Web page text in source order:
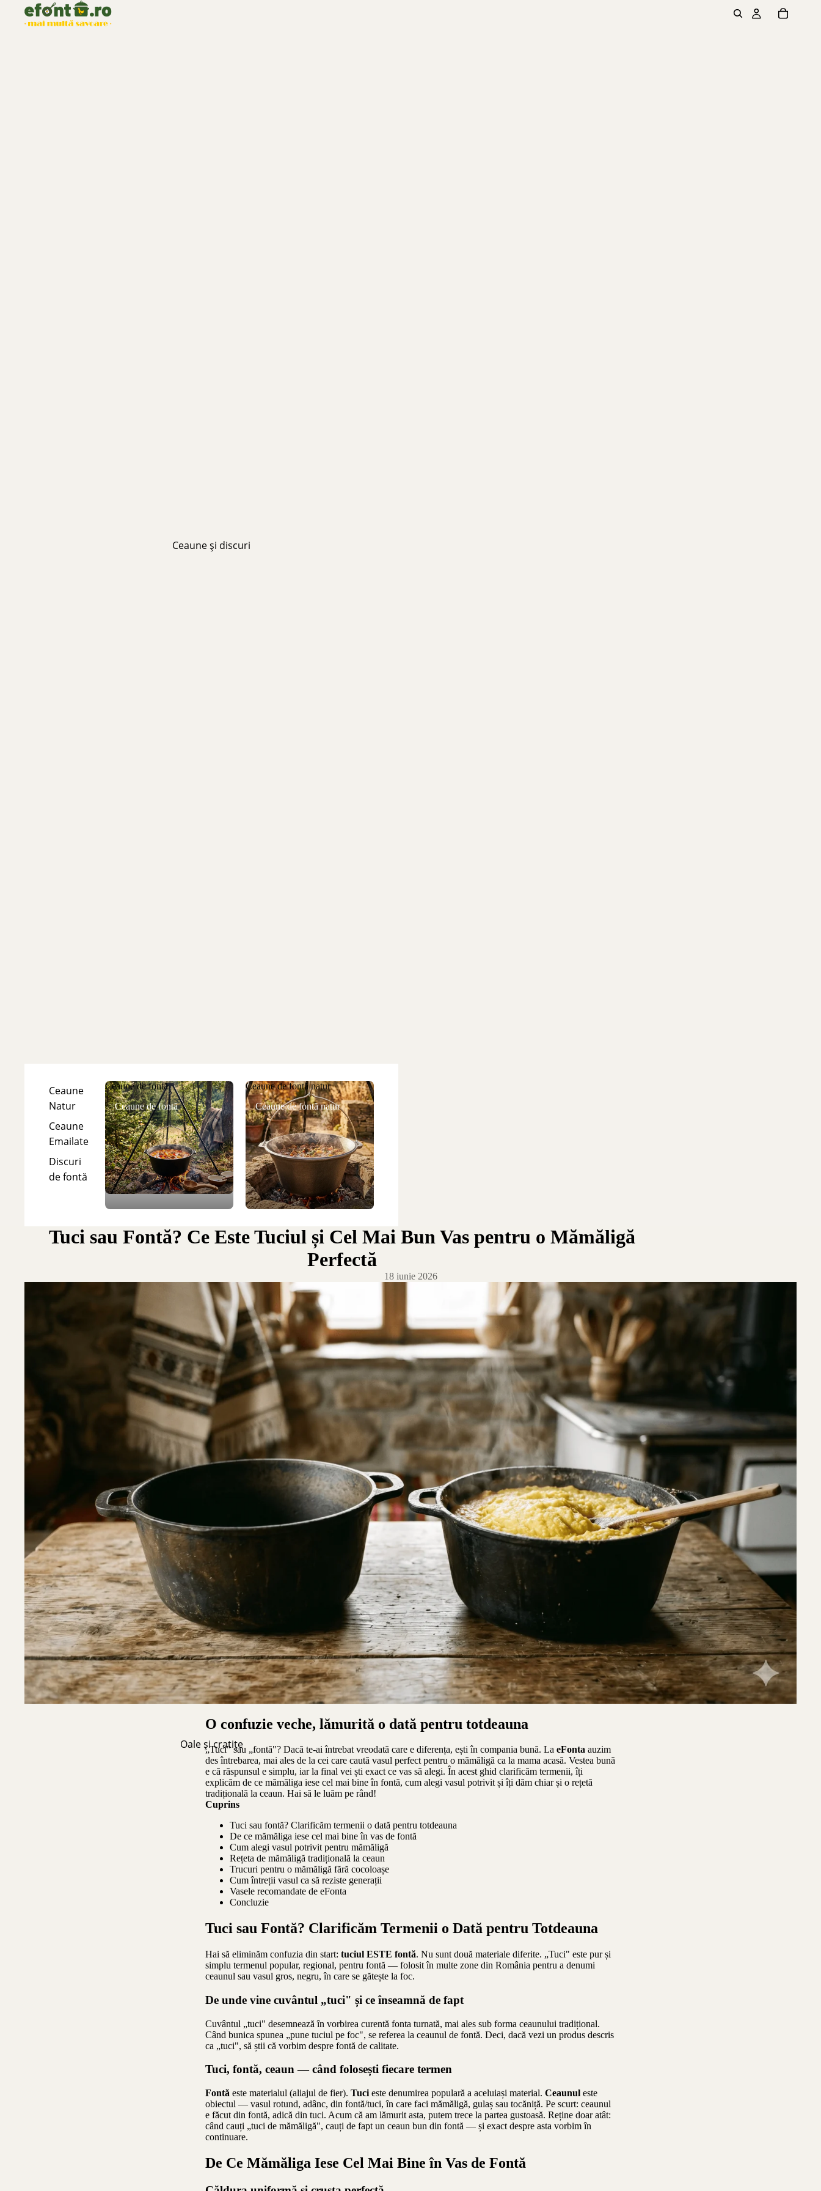
Ceaune și discuri
Ceaune
Natur
Ceaune
Emailate
Discuri
de fontă
Ceaune de fontă
Ceaune de fontă
Ceaune de fontă natur
Ceaune de fontă natur
Oale și cratițe
Tuci sau Fontă? Ce Este Tuciul și Cel Mai Bun Vas pentru o Mămăligă
Perfectă
18 iunie 2026
O confuzie veche, lămurită o dată pentru totdeauna
„Tuci" sau „fontă"? Dacă te-ai întrebat vreodată care e diferența, ești în compania bună. La eFonta auzim
des întrebarea, mai ales de la cei care caută vasul perfect pentru o mămăligă ca la mama acasă. Vestea bună
e că răspunsul e simplu, iar la final vei ști exact ce vas să alegi. În acest ghid clarificăm termenii, îți
explicăm de ce mămăliga iese cel mai bine în fontă, cum alegi vasul potrivit și îți dăm chiar și o rețetă
tradițională la ceaun. Hai să le luăm pe rând!
Cuprins
Tuci sau fontă? Clarificăm termenii o dată pentru totdeauna
De ce mămăliga iese cel mai bine în vas de fontă
Cum alegi vasul potrivit pentru mămăligă
Rețeta de mămăligă tradițională la ceaun
Trucuri pentru o mămăligă fără cocoloașe
Cum întreții vasul ca să reziste generații
Vasele recomandate de eFonta
Concluzie
Tuci sau Fontă? Clarificăm Termenii o Dată pentru Totdeauna
Hai să eliminăm confuzia din start: tuciul ESTE fontă. Nu sunt două materiale diferite. „Tuci" este pur și
simplu termenul popular, regional, pentru fontă — folosit în multe zone din România pentru a denumi
ceaunul sau vasul gros, negru, în care se gătește la foc.
De unde vine cuvântul „tuci" și ce înseamnă de fapt
Cuvântul „tuci" desemnează în vorbirea curentă fonta turnată, mai ales sub forma ceaunului tradițional.
Când bunica spunea „pune tuciul pe foc", se referea la ceaunul de fontă. Deci, dacă vezi un produs descris
ca „tuci", să știi că vorbim despre fontă de calitate.
Tuci, fontă, ceaun — când folosești fiecare termen
Fontă este materialul (aliajul de fier). Tuci este denumirea populară a aceluiași material. Ceaunul este
obiectul — vasul rotund, adânc, din fontă/tuci, în care faci mămăligă, gulaș sau tocăniță. Pe scurt: ceaunul
e făcut din fontă, adică din tuci. Acum că am lămurit asta, putem trece la partea gustoasă. Reține doar atât:
când cauți „tuci de mămăligă", cauți de fapt un ceaun bun din fontă — și exact despre asta vorbim în
continuare.
De Ce Mămăliga Iese Cel Mai Bine în Vas de Fontă